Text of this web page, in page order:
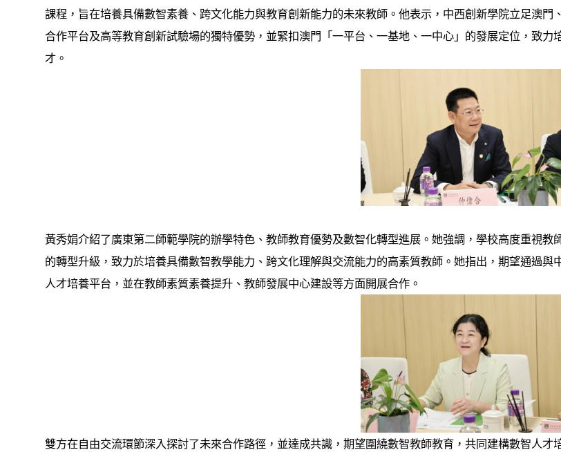
課程，旨在培養具備數智素養、跨文化能力與教育創新能力的未來教師。他表示，中西創新學院立足澳
合作平台及高等教育創新試驗場的獨特優勢，並緊扣澳門「一平台、一基地、一中心」的發展定位，致
才。
黃秀娟介紹了廣東第二師範學院的辦學特色、教師教育優勢及數智化轉型進展。她強調，學校高度重視
的轉型升級，致力於培養具備數智教學能力、跨文化理解與交流能力的高素質教師。她指出，期望通過
人才培養平台，並在教師素質素養提升、教師發展中心建設等方面開展合作。
雙方在自由交流環節深入探討了未來合作路徑，並達成共識，期望圍繞數智教師教育，共同建構數智人